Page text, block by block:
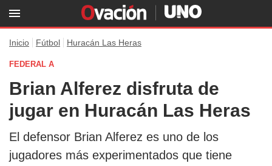
Inicio Fútbol Huracán Las Heras
FEDERAL A
Brian Alferez disfruta de
jugar en Huracán Las Heras
El defensor Brian Alferez es uno de los
jugadores más experimentados que tiene